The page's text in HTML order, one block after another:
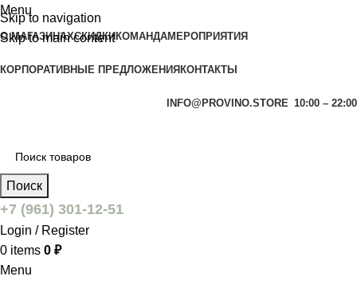
Skip to navigation
Skip to main content
Menu
О МАГАЗИНАХСКИДКИКОМАНДАМЕРОПРИЯТИЯ
КОРПОРАТИВНЫЕ ПРЕДЛОЖЕНИЯ КОНТАКТЫ
INFO@PROVINO.STORE 10:00 – 22:00
Поиск
+7 (961) 301-12-51
Login / Register
0 items 0 ₽
Menu